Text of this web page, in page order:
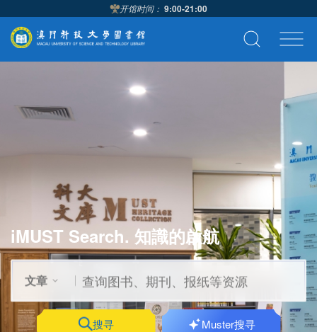
开馆时间： 9:00-21:00
iMUST Search. 知識的啟航
文章
搜寻 Muster搜寻